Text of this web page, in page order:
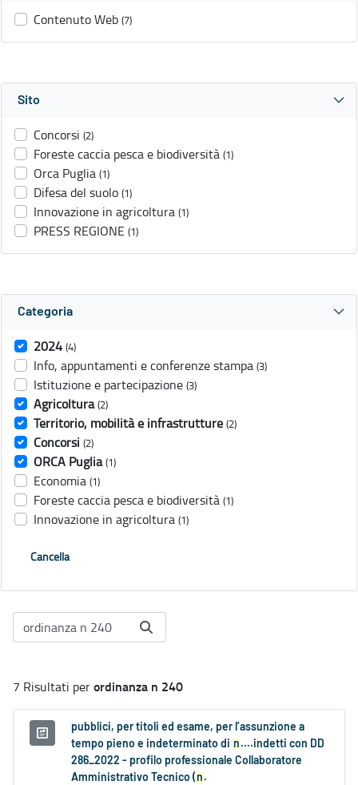
Contenuto Web (7)
Sito
Concorsi (2)
Foreste caccia pesca e biodiversità (1)
Orca Puglia (1)
Difesa del suolo (1)
Innovazione in agricoltura (1)
PRESS REGIONE (1)
Categoria
2024 (4)
Info, appuntamenti e conferenze stampa (3)
Istituzione e partecipazione (3)
Agricoltura (2)
Territorio, mobilità e infrastrutture (2)
Concorsi (2)
ORCA Puglia (1)
Economia (1)
Foreste caccia pesca e biodiversità (1)
Innovazione in agricoltura (1)
Cancella
7 Risultati perordinanza n 240
pubblici, per titoli ed esame, per l’assunzione a
tempo pieno e indeterminato di n ....indetti con DD
286_2022 - profilo professionale Collaboratore
Amministrativo Tecnico (n .